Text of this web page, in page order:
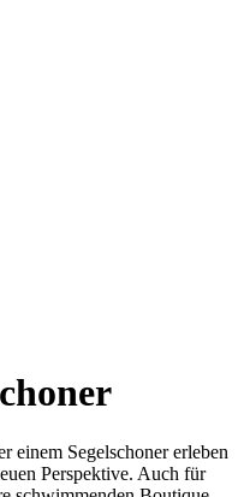
einem Segelschoner erleben
Perspektive. Auch für